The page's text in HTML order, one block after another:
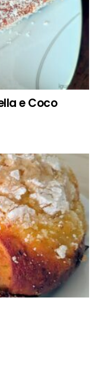
e Coco